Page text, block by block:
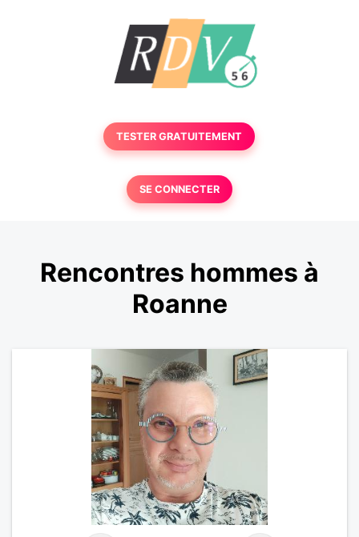
TESTER GRATUITEMENT
SE CONNECTER
Rencontres hommes à
Roanne